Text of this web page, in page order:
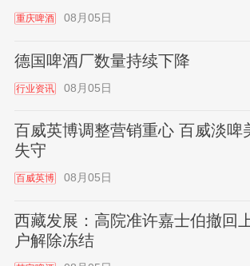
重庆啤酒 08月05日
德国啤酒厂数量持续下降
行业资讯 08月05日
百威英博调整营销重心 百威淡啤
失守
百威英博 08月05日
西藏发展：高院准许嘉士伯撤回
户解除冻结